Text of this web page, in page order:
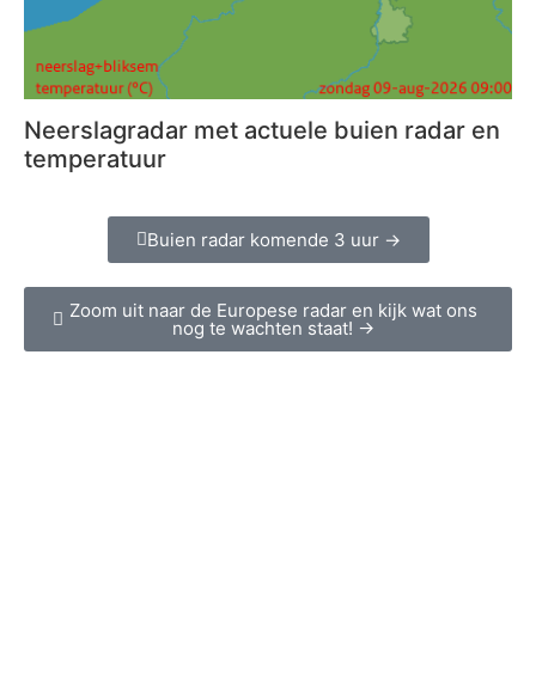
Neerslagradar met actuele buien radar en
temperatuur
Buien radar komende 3 uur →
Zoom uit naar de Europese radar en kijk wat ons
nog te wachten staat! →